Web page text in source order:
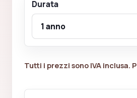
Durata
Tutti i prezzi sono IVA inclusa.